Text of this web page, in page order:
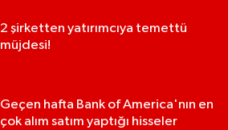
2 şirketten yatırımcıya temettü
müjdesi!
Geçen hafta Bank of America'nın en
çok alım satım yaptığı hisseler